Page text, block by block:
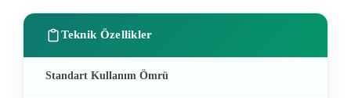
Teknik Özellikler
Standart Kullanım Ömrü